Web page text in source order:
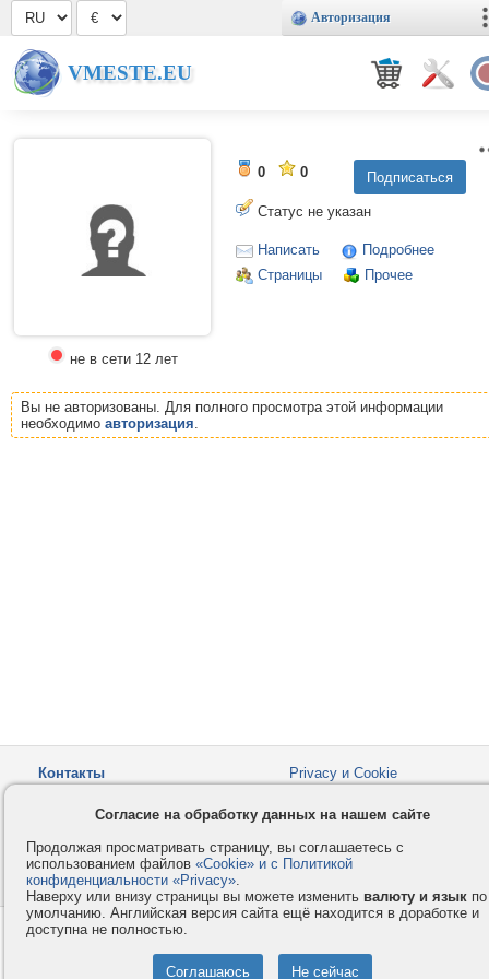
Авторизация
VMESTE.EU
не в сети 12 лет
0 0
Статус не указан
Написать
Подробнее
Страницы
Прочее
Вы не авторизованы. Для полного просмотра этой информации
необходимо авторизация.
Контакты
Privacy и Cookie
Как оплатить
Форумы
© 2008-2026VMESTE.EU
Согласие на обработку данных на нашем сайте
Продолжая просматривать страницу, вы соглашаетесь с
использованием файлов «Cookie» и с Политикой
конфиденциальности «Privacy».
Наверху или внизу страницы вы можете изменить валюту и язык по
умолчанию. Английская версия сайта ещё находится в доработке и
доступна не полностью.